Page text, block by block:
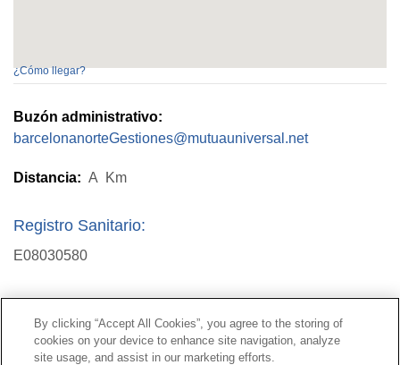
¿Cómo llegar?
Buzón administrativo:
barcelonanorteGestiones@mutuauniversal.net
Distancia: A Km
Registro Sanitario:
E08030580
Línea Universal 900 203 203|Zona Privada Comisión de
Prestaciones Especiales|Zona Privada Proveedor
By clicking “Accept All Cookies”, you agree to the storing of
cookies on your device to enhance site navigation, analyze
site usage, and assist in our marketing efforts.